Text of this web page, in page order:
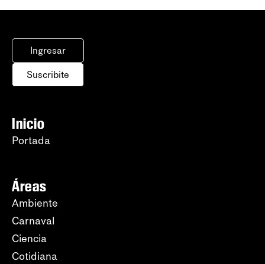
Ingresar
Suscribite
Inicio
Portada
Áreas
Ambiente
Carnaval
Ciencia
Cotidiana